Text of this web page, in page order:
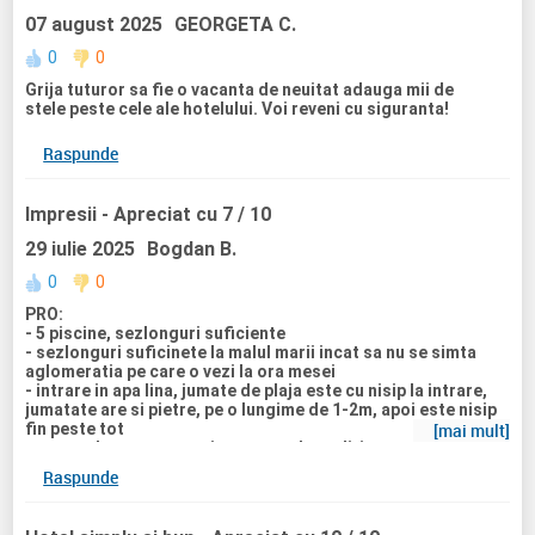
07 august 2025 GEORGETA C.
0
0
Grija tuturor sa fie o vacanta de neuitat adauga mii de
stele peste cele ale hotelului. Voi reveni cu siguranta!
Raspunde
Impresii - Apreciat cu 7 / 10
29 iulie 2025 Bogdan B.
0
0
PRO:
- 5 piscine, sezlonguri suficiente
- sezlonguri suficinete la malul marii incat sa nu se simta
aglomeratia pe care o vezi la ora mesei
- intrare in apa lina, jumate de plaja este cu nisip la intrare,
jumatate are si pietre, pe o lungime de 1-2m, apoi este nisip
fin peste tot
- camerele curate, spatioase, aerul conditionat reusea sa
raceasca destul de repede in camera
- personalul amabil si politicos
[mai mult]
Raspunde